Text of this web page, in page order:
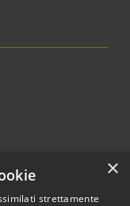
×
strettamente